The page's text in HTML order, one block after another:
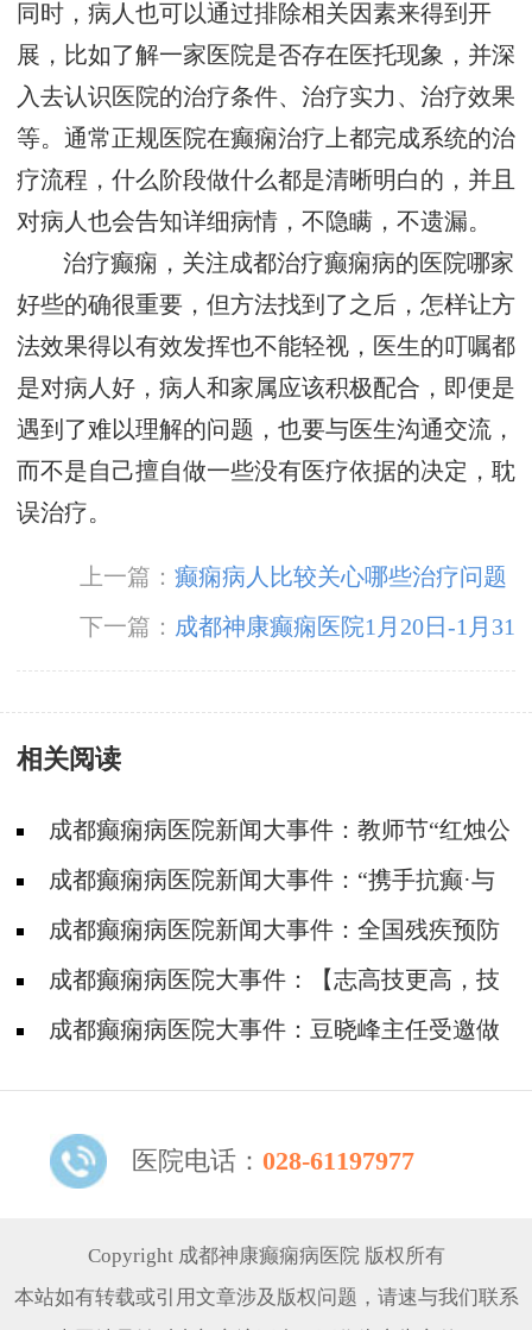
同时，病人也可以通过排除相关因素来得到开
展，比如了解一家医院是否存在医托现象，并深
入去认识医院的治疗条件、治疗实力、治疗效果
等。通常正规医院在癫痫治疗上都完成系统的治
疗流程，什么阶段做什么都是清晰明白的，并且
对病人也会告知详细病情，不隐瞒，不遗漏。
治疗癫痫，关注成都治疗癫痫病的医院哪家
好些的确很重要，但方法找到了之后，怎样让方
法效果得以有效发挥也不能轻视，医生的叮嘱都
是对病人好，病人和家属应该积极配合，即便是
遇到了难以理解的问题，也要与医生沟通交流，
而不是自己擅自做一些没有医疗依据的决定，耽
误治疗。
上一篇：癫痫病人比较关心哪些治疗问题
下一篇： 成都神康癫痫医院1月20日-1月31
日医生出诊时间安排及援助活动!
相关阅读
成都癫痫病医院新闻大事件：教师节“红烛公
益计划”帮助癫痫教师走出病魔困扰，重返三尺
讲台
成都癫痫病医院新闻大事件：“携手抗癫·与
爱同行”四川省癫痫病康复基金筛查救助活动走
进威远县
成都癫痫病医院新闻大事件：全国残疾预防
日，降低因癫痫病致残发生率，神康倡导癫痫诊
治越早越好
成都癫痫病医院大事件：【志高技更高，技
高德亦高】癫痫学子高考后手捧锦旗致谢张志高
成都癫痫病医院大事件：豆晓峰主任受邀做
受控制的癫痫》
医院电话： 028-61197977
Copyright 成都神康癫痫病医院 版权所有
本站如有转载或引用文章涉及版权问题，请速与我们联系